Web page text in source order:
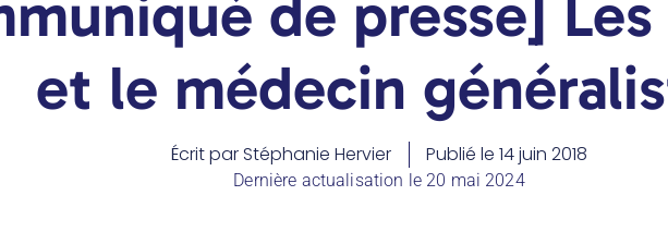
de presse] Les
et le médecin
Écrit parStéphanie Hervier Publié le 14 juin 2018
Dernière actualisation le 20 mai 2024